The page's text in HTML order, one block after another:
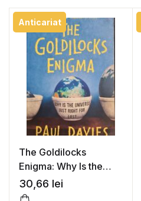
Anticariat
The Goldilocks
Enigma: Why Is the
Universe Just Right for
Life? – Paul Davies
30,66 lei